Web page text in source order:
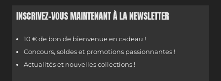
INSCRIVEZ-VOUS MAINTENANT À LA NEWSLETTER
10 € de bon de bienvenue en cadeau !
Concours, soldes et promotions passionnantes !
Actualités et nouvelles collections !